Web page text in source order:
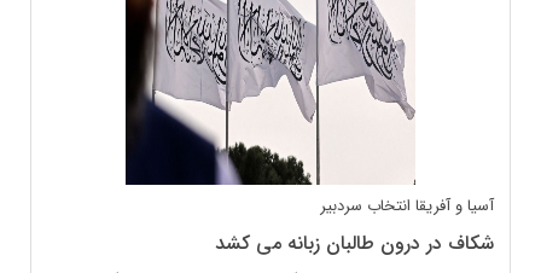
آسیا و آفریقا انتخاب سردبیر
شکاف در درون طالبان زبانه می کشد